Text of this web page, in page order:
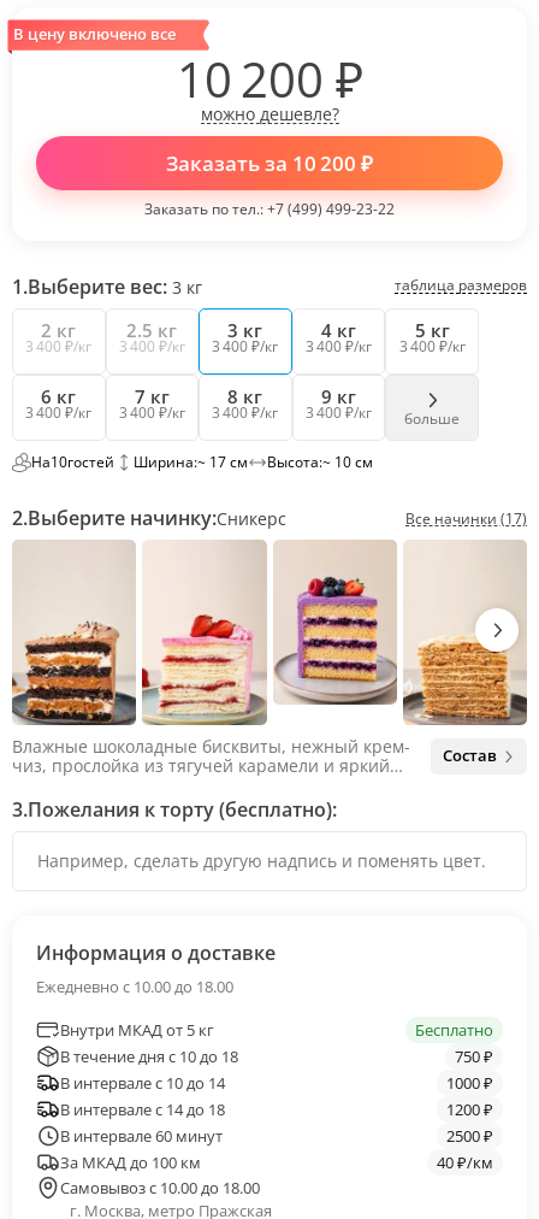
1.Выберите вес: 3 кг таблица размеров
2 кг
3 400 ₽/кг
2.5 кг
3 400 ₽/кг
3 кг
3 400 ₽/кг
4 кг
3 400 ₽/кг
5 кг
3 400 ₽/кг
6 кг
3 400 ₽/кг
7 кг
3 400 ₽/кг
8 кг
3 400 ₽/кг
9 кг
3 400 ₽/кг больше
На10гостей Ширина:~ 17 см Высота:~ 10 см
2.Выберите начинку:Сникерс Все начинки (17)
Влажные шоколадные бисквиты, нежный крем-
чиз, прослойка из тягучей карамели и яркий
яркий вкус шоколада и тягучей карамели, не
оставляя ни единого шанса остаться
Состав
3.Пожелания к торту (бесплатно):
В цену включено все
10 200 ₽
можно дешевле?
Заказать за 10 200 ₽
Заказать по тел.:+7 (499) 499-23-22
Информация о доставке
Ежедневно с 10.00 до 18.00
Внутри МКАД от 5 кг
Бесплатно
В течение дня с 10 до 18
750 ₽
В интервале с 10 до 14
1000 ₽
В интервале с 14 до 18
1200 ₽
В интервале 60 минут
2500 ₽
За МКАД до 100 км
40 ₽/км
Самовывоз с 10.00 до 18.00
г. Москва, метро Пражская